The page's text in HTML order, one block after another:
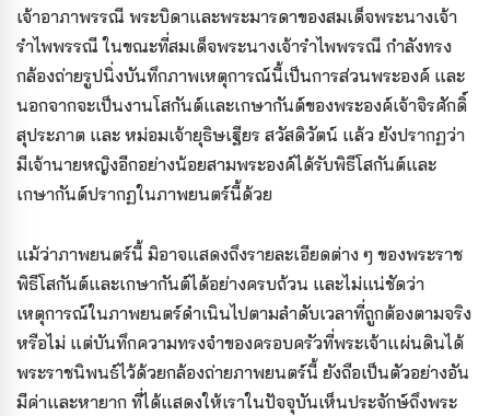
เจ้าอาภาพรรณี พระบิดาและพระมารดาของสมเด็จพระนางเจ้า
รำไพพรรณี ในขณะที่สมเด็จพระนางเจ้ารำไพพรรณี กำลังทรง
กล้องถ่ายรูปนิ่งบันทึกภาพเหตุการณ์นี้เป็นการส่วนพระองค์ และ
นอกจากจะเป็นงานโสกันต์และเกษากันต์ของพระองค์เจ้าจิรศักดิ์
สุประภาต และ หม่อมเจ้ายุธิษเฐียร สวัสดิวัตน์ แล้ว ยังปรากฏว่า
มีเจ้านายหญิงอีกอย่างน้อยสามพระองค์ได้รับพิธีโสกันต์และ
เกษากันต์ปรากฏในภาพยนตร์นี้ด้วย
แม้ว่าภาพยนตร์นี้ มิอาจแสดงถึงรายละเอียดต่าง ๆ ของพระราช
พิธีโสกันต์และเกษากันต์ได้อย่างครบถ้วน และไม่แน่ชัดว่า
เหตุการณ์ในภาพยนตร์ดำเนินไปตามลำดับเวลาที่ถูกต้องตามจริง
หรือไม่ แต่บันทึกความทรงจำของครอบครัวที่พระเจ้าแผ่นดินได้
พระราชนิพนธ์ไว้ด้วยกล้องถ่ายภาพยนตร์นี้ ยังถือเป็นตัวอย่างอัน
มีค่าและหายาก ที่ได้แสดงให้เราในปัจจุบันเห็นประจักษ์ถึงพระ